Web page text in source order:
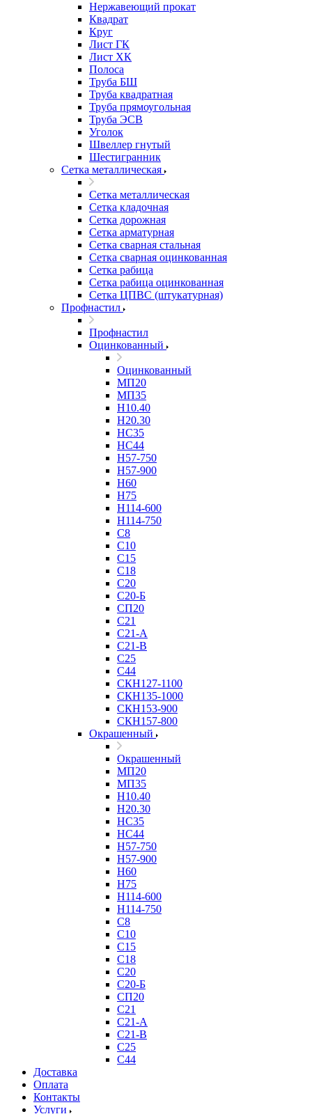
Нержавеющий прокат
Квадрат
Круг
Лист ГК
Лист ХК
Полоса
Труба БШ
Труба квадратная
Труба прямоугольная
Труба ЭСВ
Уголок
Швеллер гнутый
Шестигранник
Сетка металлическая
Сетка металлическая
Сетка кладочная
Сетка дорожная
Сетка арматурная
Сетка сварная стальная
Сетка сварная оцинкованная
Сетка рабица
Сетка рабица оцинкованная
Сетка ЦПВС (штукатурная)
Профнастил
Профнастил
Оцинкованный
Оцинкованный
МП20
МП35
Н10.40
Н20.30
НС35
НС44
Н57-750
Н57-900
Н60
Н75
Н114-600
Н114-750
С8
С10
С15
С18
С20
С20-Б
СП20
С21
С21-А
С21-В
С25
С44
СКН127-1100
СКН135-1000
СКН153-900
СКН157-800
Окрашенный
Окрашенный
МП20
МП35
Н10.40
Н20.30
НС35
НС44
Н57-750
Н57-900
Н60
Н75
Н114-600
Н114-750
С8
С10
С15
С18
С20
С20-Б
СП20
С21
С21-А
С21-В
С25
С44
Доставка
Оплата
Контакты
Услуги